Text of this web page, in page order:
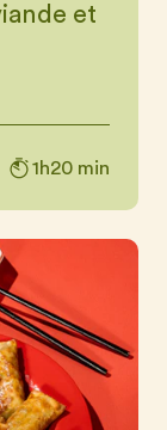
et
1h20 min